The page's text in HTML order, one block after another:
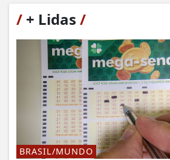
/ + Lidas /
BRASIL/MUNDO